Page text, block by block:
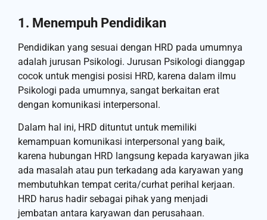
1. Menempuh Pendidikan
Pendidikan yang sesuai dengan HRD pada umumnya
adalah jurusan Psikologi. Jurusan Psikologi dianggap
cocok untuk mengisi posisi HRD, karena dalam ilmu
Psikologi pada umumnya, sangat berkaitan erat
dengan komunikasi interpersonal.
Dalam hal ini, HRD dituntut untuk memiliki
kemampuan komunikasi interpersonal yang baik,
karena hubungan HRD langsung kepada karyawan jika
ada masalah atau pun terkadang ada karyawan yang
membutuhkan tempat cerita/curhat perihal kerjaan.
HRD harus hadir sebagai pihak yang menjadi
jembatan antara karyawan dan perusahaan.